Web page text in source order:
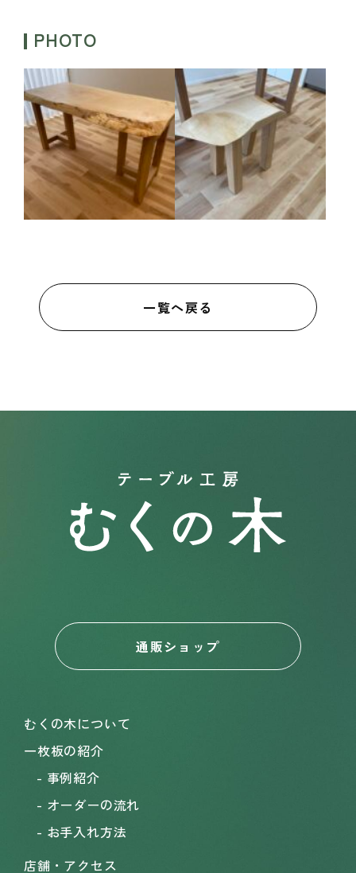
PHOTO
一覧へ戻る
通販ショップ
むくの木について
一枚板の紹介
事例紹介
オーダーの流れ
お手入れ方法
店舗・アクセス